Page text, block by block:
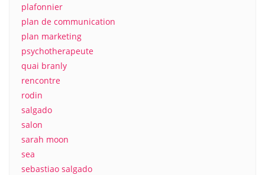
plafonnier
plan de communication
plan marketing
psychotherapeute
quai branly
rencontre
rodin
salgado
salon
sarah moon
sea
sebastiao salgado